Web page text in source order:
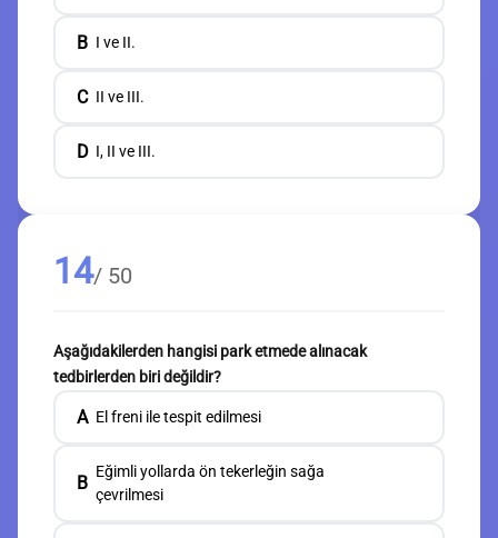
B I ve II.
C II ve III.
D I, II ve III.
14/ 50
Aşağıdakilerden hangisi park etmede alınacak
tedbirlerden biri değildir?
A El freni ile tespit edilmesi
B
Eğimli yollarda ön tekerleğin sağa
çevrilmesi